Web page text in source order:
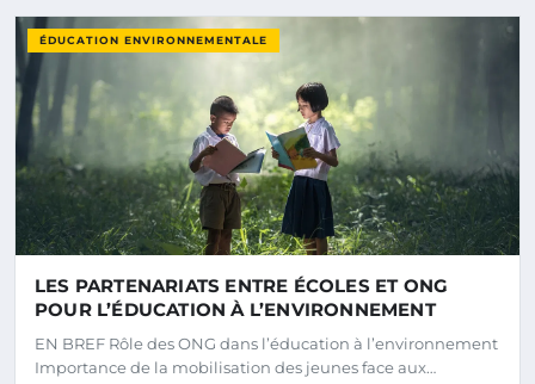
ÉDUCATION ENVIRONNEMENTALE
LES PARTENARIATS ENTRE ÉCOLES ET ONG
POUR L’ÉDUCATION À L’ENVIRONNEMENT
EN BREF Rôle des ONG dans l’éducation à l’environnement
Importance de la mobilisation des jeunes face aux…